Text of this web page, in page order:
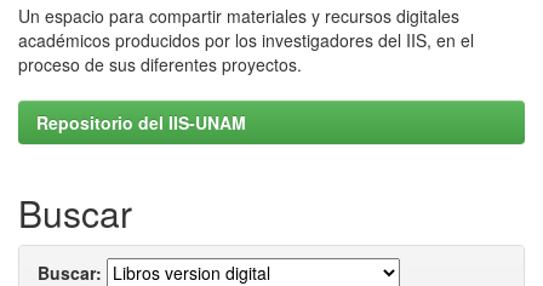
Un espacio para compartir materiales y recursos digitales
académicos producidos por los investigadores del IIS, en el
proceso de sus diferentes proyectos.
Repositorio del IIS-UNAM
Buscar
Buscar: